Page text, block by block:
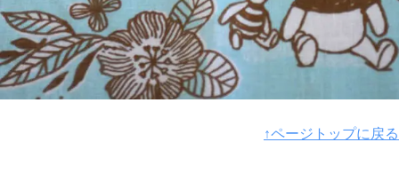
↑ページトップに戻る